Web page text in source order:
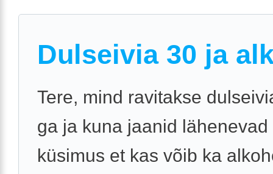
Dulseivia 30 ja
Tere, mind ravitakse
ga ja kuna jaanid
küsimus et kas võib ka